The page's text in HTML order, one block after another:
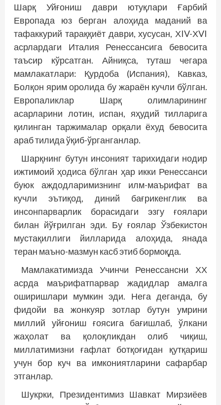
Шарқ Уйғониш даври ютуқлари Ғарбий
Европада юз берган алоҳида маданий ва
тафаккурий тараққиёт даври, хусусан, ХIV-ХVI
асрлардаги Италия Ренессансига бевосита
таъсир кўрсатган. Айниқса, туташ чегара
мамлакатлари: Қурдоба (Испания), Кавказ,
Болқон ярим оролида бу жараён кучли бўлган.
Европаликлар Шарқ олимларининг
асарларини лотин, испан, яҳудий тилларига
қилинган таржималар орқали ёхуд бевосита
араб тилида ўқиб-ўрганганлар.
Шарқнинг бутун инсоният тарихидаги нодир
ижтимоий ҳодиса бўлган ҳар икки Ренессанси
буюк аждодларимизнинг илм-маърифат ва
кучли эътиқод, диний бағрикенглик ва
инсонпарварлик борасидаги эзгу ғоялари
билан йўғрилган эди. Бу ғоялар Ўзбекистон
мустақиллиги йилларида алоҳида, янада
теран маъно-мазмун касб этиб бормоқда.
Мамлакатимизда Учинчи Ренессансни ХХ
асрда маърифатпарвар жадидлар амалга
оширишлари мумкин эди. Нега деганда, бу
фидойи ва жонкуяр зотлар бутун умрини
миллий уйғониш ғоясига бағишлаб, ўлкани
жаҳолат ва қолоқликдан олиб чиқиш,
миллатимизни ғафлат ботқоғидан қутқариш
учун бор куч ва имкониятларини сафарбар
этганлар.
Шукрки, Президентимиз Шавкат Мирзиёев